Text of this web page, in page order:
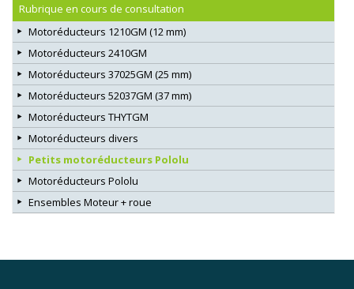
Rubrique en cours de consultation
Motoréducteurs 1210GM (12 mm)
Motoréducteurs 2410GM
Motoréducteurs 37025GM (25 mm)
Motoréducteurs 52037GM (37 mm)
Motoréducteurs THYTGM
Motoréducteurs divers
Petits motoréducteurs Pololu
Motoréducteurs Pololu
Ensembles Moteur + roue